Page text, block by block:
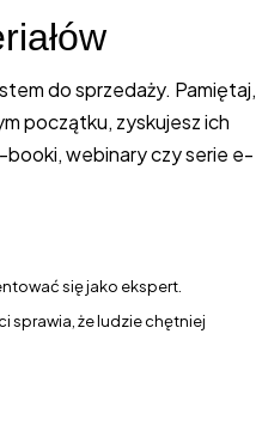
do sprzedaży. Pamiętaj,
początku, zyskujesz ich
booki, webinary czy serie e-
się jako ekspert.
sprawia, że ludzie chętniej